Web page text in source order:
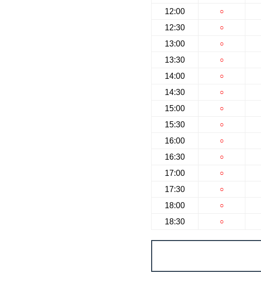
12:00
12:30
13:00
13:30
14:00
14:30
15:00
15:30
16:00
16:30
17:00
17:30
18:00
18:30
○
○
○
○
○
○
○
○
○
○
○
○
○
○